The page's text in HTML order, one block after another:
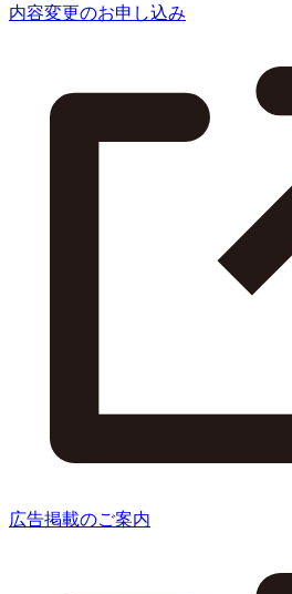
内容変更のお申し込み
広告掲載のご案内